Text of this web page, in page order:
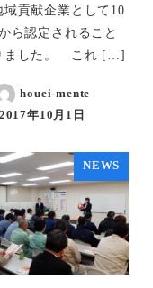
域貢献企業として10
ら認定されること
ました。 これ […]
houei-mente
2017年10月1日
NEWS